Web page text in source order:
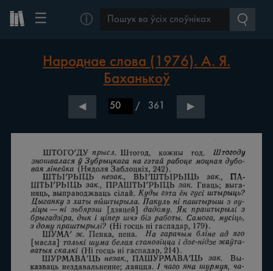
☰ ⓘ
Народнае слова (1976). А. Я.
Баханькоў
◀ / 361 ▶